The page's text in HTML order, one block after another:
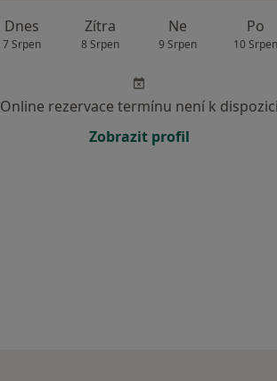
Dnes
7 Srpen
Zítra
8 Srpen
Ne
9 Srpen
Po
10 Srpen
Online rezervace termínu není k dispozici
Zobrazit profil